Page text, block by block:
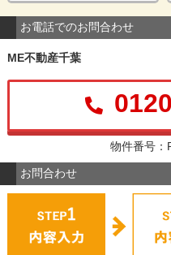
お電話でのお問合わせ
ME不動産千葉
物件番号：
お問合わせ